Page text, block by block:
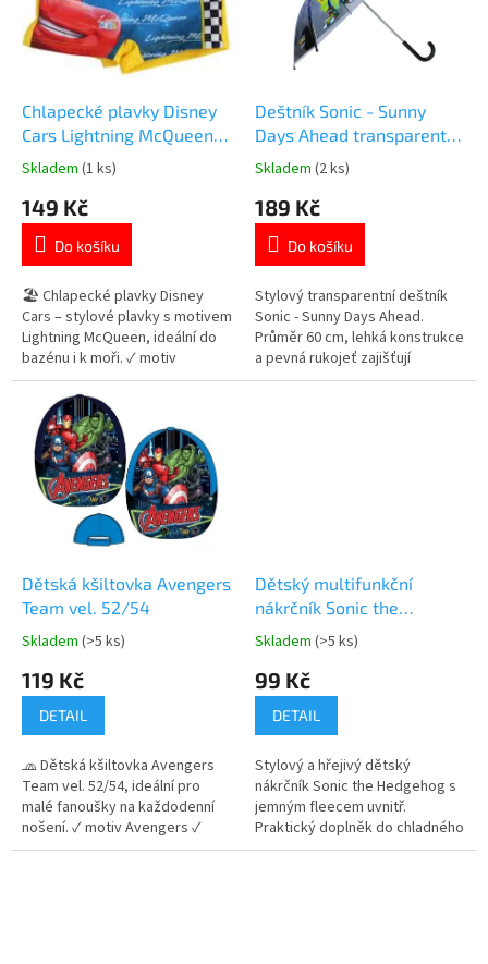
p
Chlapecké plavky Disney
Cars Lightning McQueen
vel. 8 let
Průměrné
produktu
5,0
5
hvězdiček.
Skladem (1 ks)
149 Kč
Do košíku
🏖️ Chlapecké plavky Disney
Cars – stylové plavky s motivem
Lightning McQueen, ideální do
bazénu i k moři. ✓ motiv
Lightning McQueen 🚗 ✓
pohodlný střih ✓ pružný a
rychleschnoucí materiál 👉 Více
produktů s motivem Disney Cars
Deštník Sonic - Sunny
Days Ahead transparentní
60cm
Průměrné
produktu
5,0
5
hvězdiček.
Skladem (2 ks)
189 Kč
Do košíku
Stylový transparentní deštník
Sonic - Sunny Days Ahead.
Průměr 60 cm, lehká konstrukce
a pevná rukojeť zajišťují
pohodlné používání i pro děti.
Dětská kšiltovka Avengers
Team vel. 52/54
Průměrné
produktu
5
hvězdiček.
Skladem (>5 ks)
119 Kč
DETAIL
🧢 Dětská kšiltovka Avengers
Team vel. 52/54, ideální pro
malé fanoušky na každodenní
nošení. ✓ motiv Avengers ✓
prodyšný a pohodlný materiál ✓
Dětský multifunkční
nákrčník Sonic the
Hedgehog
Průměrné
produktu
5
hvězdiček.
Skladem (>5 ks)
99 Kč
DETAIL
Stylový a hřejivý dětský
nákrčník Sonic the Hedgehog s
jemným fleecem uvnitř.
Praktický doplněk do chladného
počasí 🌀❄️ Více produktů s